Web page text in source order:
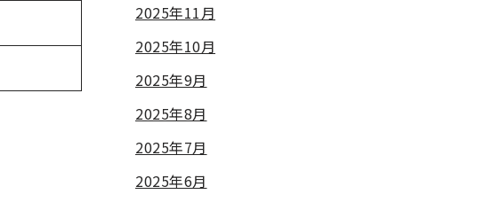
2025年11月
2025年10月
2025年9月
2025年8月
2025年7月
2025年6月